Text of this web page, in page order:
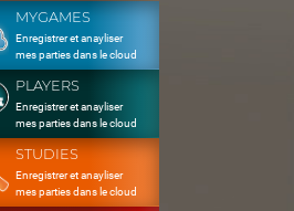
MYGAMES
Enregistrer et anayliser
mes parties dans le cloud
PLAYERS
Enregistrer et anayliser
mes parties dans le cloud
STUDIES
Enregistrer et anayliser
mes parties dans le cloud